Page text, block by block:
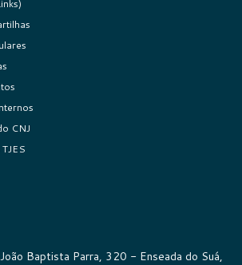
CNJ
Baptista Parra, 320 - Enseada do Suá,